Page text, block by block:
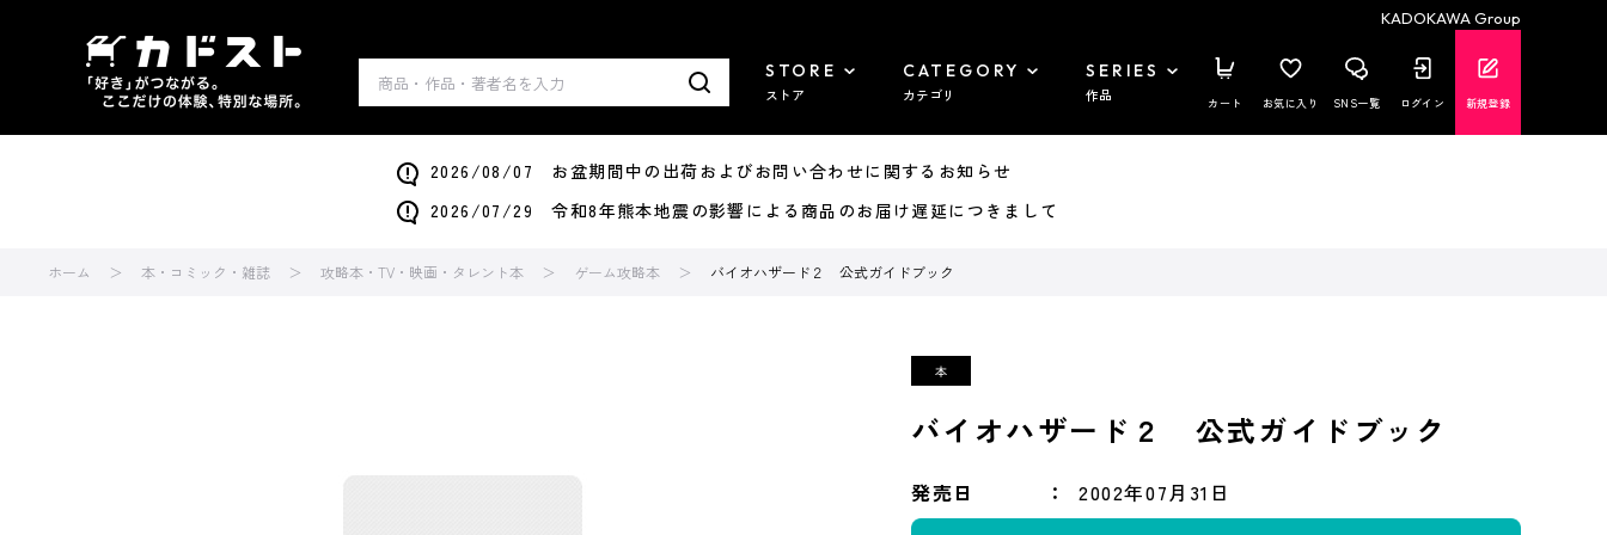
KADOKAWA Group
STORE
ストア
CATEGORY
カテゴリ
SERIES
作品 カート お気に入り SNS一覧 ログイン 新規登録
2026/08/07 お盆期間中の出荷およびお問い合わせに関するお知らせ
2026/07/29 令和8年熊本地震の影響による商品のお届け遅延につきまして
ホーム 本・コミック・雑誌 攻略本・TV・映画・タレント本 ゲーム攻略本 バイオハザード２ 公式ガイドブック
バイオハザード２ 公式ガイドブック
発売日 2002年07月31日